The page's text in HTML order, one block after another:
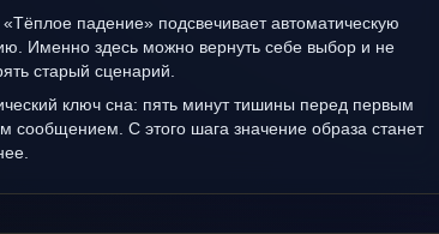
падение» подсвечивает автоматическую
Именно здесь можно вернуть себе выбор и не
старый сценарий.
ключ сна: пять минут тишины перед первым
сообщением. С этого шага значение образа станет